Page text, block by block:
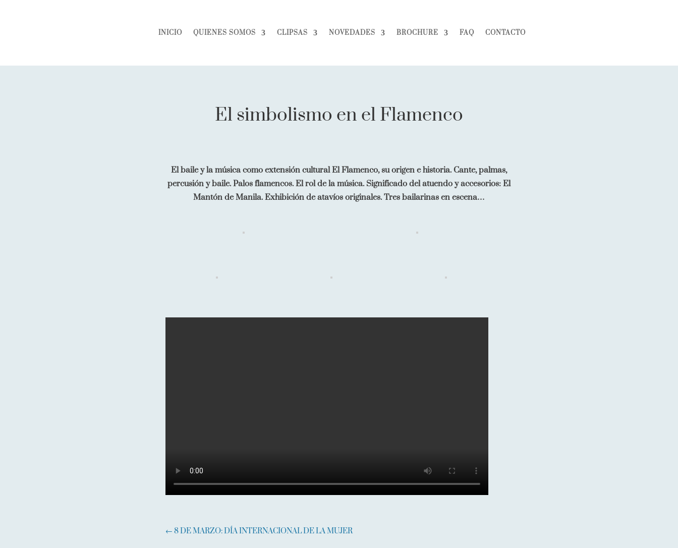
INICIO QUIENES SOMOS CLIPSAS NOVEDADES BROCHURE FAQ CONTACTO
El simbolismo en el Flamenco
El baile y la música como extensión cultural El Flamenco, su origen e historia. Cante, palmas,
percusión y baile. Palos flamencos. El rol de la música. Significado del atuendo y accesorios: El
Mantón de Manila. Exhibición de atavíos originales. Tres bailarinas en escena…
← 8 DE MARZO: DÍA INTERNACIONAL DE LA MUJER